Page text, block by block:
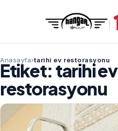
Anasayfa tarihi ev restorasyonu
Etiket: tarihi ev
restorasyonu